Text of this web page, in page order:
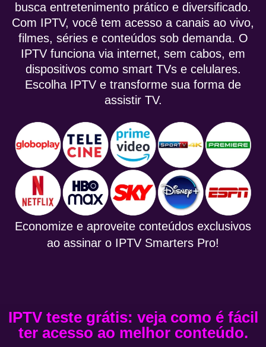
busca entretenimento prático e diversificado.
Com IPTV, você tem acesso a canais ao vivo,
filmes, séries e conteúdos sob demanda. O
IPTV funciona via internet, sem cabos, em
dispositivos como smart TVs e celulares.
Escolha IPTV e transforme sua forma de
assistir TV.
Economize e aproveite conteúdos exclusivos
ao assinar o IPTV Smarters Pro!
IPTV teste grátis: veja como é fácil
ter acesso ao melhor conteúdo.